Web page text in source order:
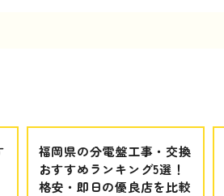
福岡県の分電盤工事・交換
おすすめランキング5選！
格安・即日の優良店を比較